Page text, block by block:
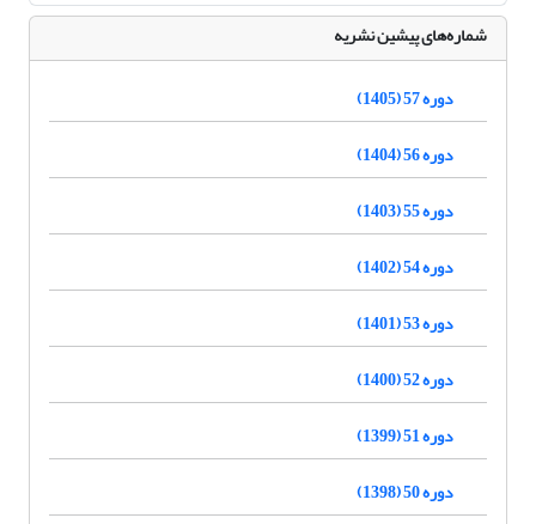
شماره‌های پیشین نشریه
دوره 57 (1405)
دوره 56 (1404)
دوره 55 (1403)
دوره 54 (1402)
دوره 53 (1401)
دوره 52 (1400)
دوره 51 (1399)
دوره 50 (1398)